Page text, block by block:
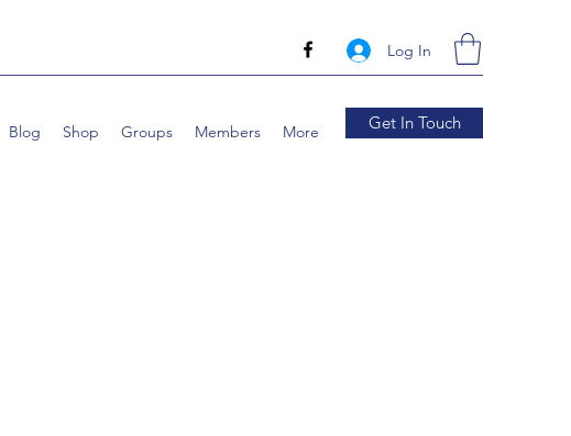
Log In
Blog Shop Groups Members More Get In Touch